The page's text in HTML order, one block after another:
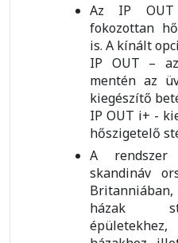
Az IP OUT
fokozottan
is. A kínált
IP OUT –
mentén az
kiegészítő
IP OUT i+ -
hőszigetelő
A
skandináv
házak